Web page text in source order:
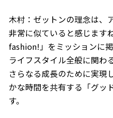
木村：ゼットンの理念は、
非常に似ていると感じます
fashion!」をミッションに
ライフスタイル全般に関わ
さらなる成長のために実現
かな時間を共有する「グッ
す。